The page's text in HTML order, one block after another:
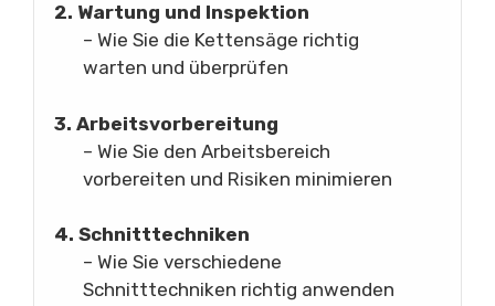
2. Wartung und Inspektion
– Wie Sie die Kettensäge richtig
warten und überprüfen
3. Arbeitsvorbereitung
– Wie Sie den Arbeitsbereich
vorbereiten und Risiken minimieren
4. Schnitttechniken
– Wie Sie verschiedene
Schnitttechniken richtig anwenden